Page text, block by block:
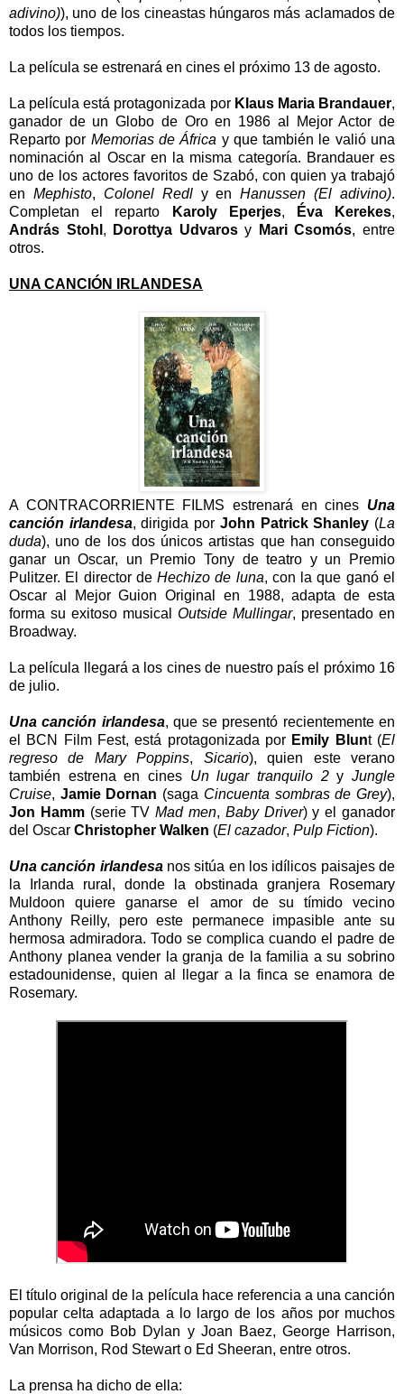
adivino)), uno de los cineastas húngaros más aclamados de
todos los tiempos.
La película se estrenará en cines el próximo 13 de agosto.
La película está protagonizada por Klaus Maria Brandauer,
ganador de un Globo de Oro en 1986 al Mejor Actor de
Reparto por Memorias de África y que también le valió una
nominación al Oscar en la misma categoría. Brandauer es
uno de los actores favoritos de Szabó, con quien ya trabajó
en Mephisto, Colonel Redly enHanussen (El adivino).
Completan el reparto
Karoly Eperjes, Éva Kerekes,
András Stohl , Dorottya Udvarosy Mari Csomós, entre
otros.
UNA CANCIÓN IRLANDESA
A CONTRACORRIENTE FILMS estrenará en cines Una
canción irlandesa, dirigida por John Patrick Shanley (La
duda), uno de los dos únicos artistas que han conseguido
ganar un Oscar, un Premio Tony de teatro y un Premio
Pulitzer. El director deHechizo de luna, con la que ganó el
Oscar al Mejor Guion Original en 1988, adapta de esta
forma su exitoso musical Outside Mullingar, presentado en
Broadway.
La película llegará a los cines de nuestro país el próximo 16
de julio.
Una canción irlandesa, que se presentó recientemente en
el BCN Film Fest, está protagonizada por Emily Blunt (El
regreso de Mary Poppins, Sicario), quien este verano
también estrena en cines Un lugar tranquilo 2yJungle
Cruise, Jamie Dornan (saga Cincuenta sombras de Grey),
Jon Hamm(serie TVMad men, Baby Driver) y el ganador
del Oscar Christopher Walken (El cazador, Pulp Fiction).
Una canción irlandesanos sitúa en los idílicos paisajes de
la Irlanda rural, donde la obstinada granjera Rosemary
Muldoon quiere ganarse el amor de su tímido vecino
Anthony Reilly, pero este permanece impasible ante su
hermosa admiradora. Todo se complica cuando el padre de
Anthony planea vender la granja de la familia a su sobrino
estadounidense, quien al llegar a la finca se enamora de
Rosemary.
El título original de la película hace referencia a una canción
popular celta adaptada a lo largo de los años por muchos
músicos como Bob Dylan y Joan Baez, George Harrison,
Van Morrison, Rod Stewart o Ed Sheeran, entre otros.
La prensa ha dicho de ella: